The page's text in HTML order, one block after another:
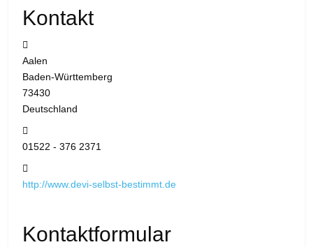
Kontakt
Aalen
Baden-Württemberg
73430
Deutschland
01522 - 376 2371
http://www.devi-selbst-bestimmt.de
Kontaktformular